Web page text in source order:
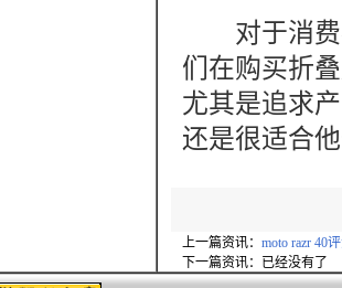
对于消费
们在购买折
尤其是追求
还是很适合
上一篇资讯： moto razr 40
下一篇资讯：已经没有了